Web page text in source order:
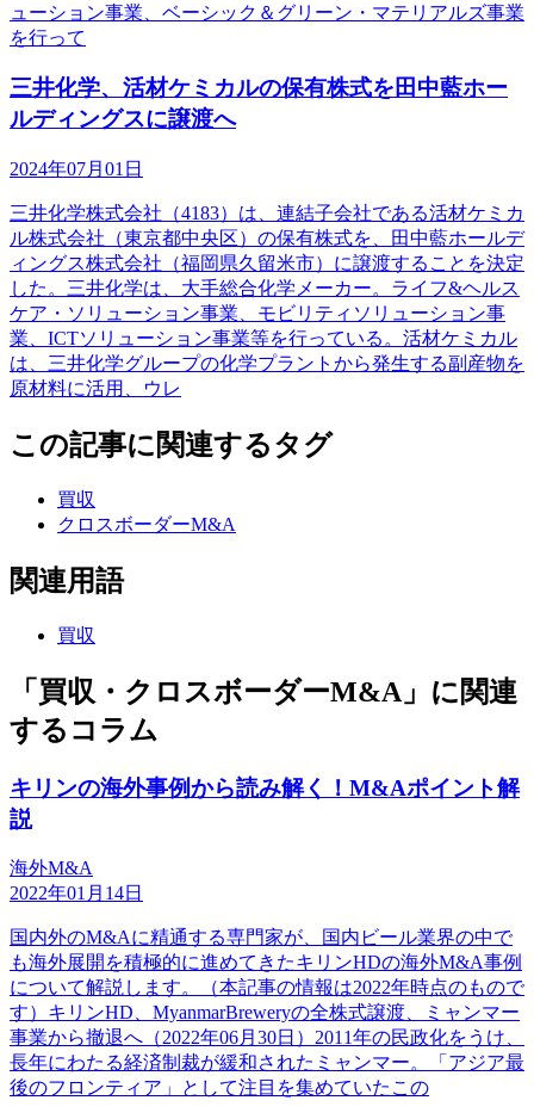
ューション事業、ベーシック＆グリーン・マテリアルズ事業
を行って
三井化学、活材ケミカルの保有株式を田中藍ホー
ルディングスに譲渡へ
2024年07月01日
三井化学株式会社（4183）は、連結子会社である活材ケミカ
ル株式会社（東京都中央区）の保有株式を、田中藍ホールデ
ィングス株式会社（福岡県久留米市）に譲渡することを決定
した。三井化学は、大手総合化学メーカー。ライフ&ヘルス
ケア・ソリューション事業、モビリティソリューション事
業、ICTソリューション事業等を行っている。活材ケミカル
は、三井化学グループの化学プラントから発生する副産物を
原材料に活用、ウレ
この記事に関連するタグ
買収
クロスボーダーM&A
関連用語
買収
「買収・クロスボーダーM&A」に関連
するコラム
キリンの海外事例から読み解く！M&Aポイント解
説
海外M&A
2022年01月14日
国内外のM&Aに精通する専門家が、国内ビール業界の中で
も海外展開を積極的に進めてきたキリンHDの海外M&A事例
について解説します。（本記事の情報は2022年時点のもので
す）キリンHD、MyanmarBreweryの全株式譲渡、ミャンマー
事業から撤退へ（2022年06月30日）2011年の民政化をうけ、
長年にわたる経済制裁が緩和されたミャンマー。「アジア最
後のフロンティア」として注目を集めていたこの